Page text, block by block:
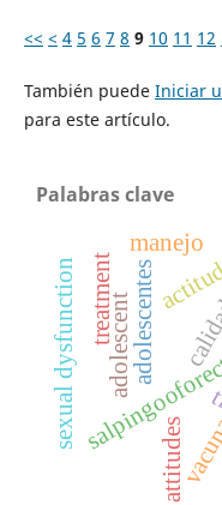
<< < 4 5 6 7 8 9 10 11 12
También puede Iniciar
para este artículo.
Palabras clave
sexual dysfunction adolescentes
attitudes
adolescent
manejo
treatment